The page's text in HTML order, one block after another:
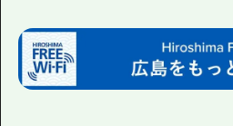
世界遗产
艺北
宫岛周边
宫岛周边
东山口
次要流量摘要
设施拥堵
新闻